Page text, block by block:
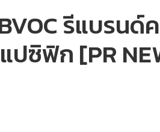
รีแบรนด์ค
ปซิฟิก [PR